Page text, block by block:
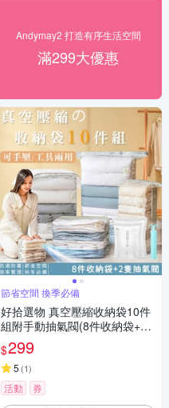
Andymay2 打造有序生活空間
滿299大優惠
節省空間 換季必備
好拾選物 真空壓縮收納袋10件
組附手動抽氣閥(8件收納袋+2
隻抽氣閥)
$299
5 (1)
活動 券